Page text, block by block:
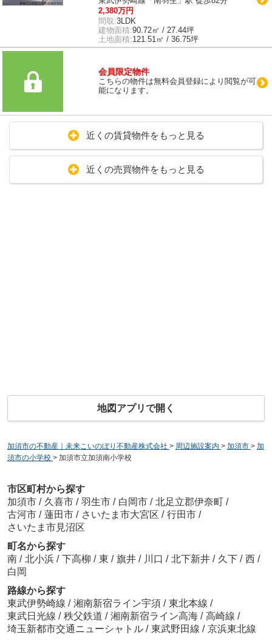
2,380万円
間取:3LDK
建物面積:90.72㎡ / 27.44坪
土地面積:121.51㎡ / 36.75坪
会員限定物件
こちらの物件は無料会員登録により閲覧が可
能になります。
近くの賃貸物件をもっと見る
近くの売買物件をもっと見る
地図アプリで開く
加須市の不動産｜未来こいのぼり不動産株式会社 > 周辺施設案内 > 加須市 > 加
須市の小学校 > 加須市立加須南小学校
市区町村から探す
加須市 / 久喜市 / 羽生市 / 白岡市 / 北足立郡伊奈町 /
古河市 / 蓮田市 / さいたま市大宮区 / 行田市 /
さいたま市見沼区
町名から探す
南 / 北小浜 / 下高柳 / 東 / 旗井 / 川口 / 北下新井 / 久下 / 西 /
白岡
路線から探す
東武伊勢崎線 / 湘南新宿ライン宇須 / 東北本線 /
東武日光線 / 秩父鉄道 / 湘南新宿ライン高海 / 高崎線 /
埼玉新都市交通ニューシャトル / 東武野田線 / 京浜東北線